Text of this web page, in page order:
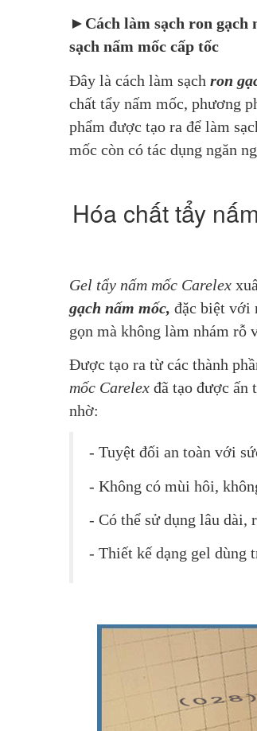
►Cách làm sạch ron gạch
sạch nấm mốc cấp tốc
Đây là cách làm sạch ron
chất tẩy nấm mốc, phương
phẩm được tạo ra để làm
mốc còn có tác dụng ngăn
Hóa chất tẩy
Gel tẩy nấm mốc Carelex
gạch nấm mốc, đặc biệt với
gọn mà không làm nhám rỗ
Được tạo ra từ các thành
mốc Carelex đã tạo được ấn
nhờ:
- Tuyệt đối an toàn với
- Không có mùi hôi,
- Có thể sử dụng lâu dài,
- Thiết kế dạng gel dùng